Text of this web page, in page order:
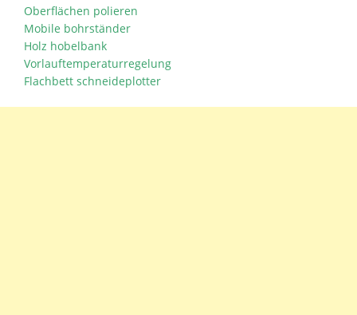
Oberflächen polieren
Mobile bohrständer
Holz hobelbank
Vorlauftemperaturregelung
Flachbett schneideplotter